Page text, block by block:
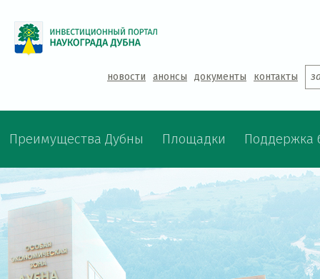
новости анонсы документы контакты
Преимущества Дубны Площадки Поддержка